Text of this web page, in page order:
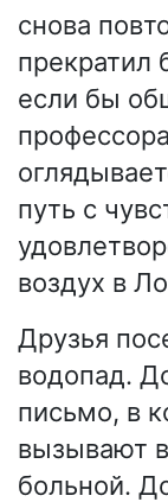
снова
прекратил
если бы
путь с
воздух в
Друзья
водопад.
письмо, в
вызывают
больной.